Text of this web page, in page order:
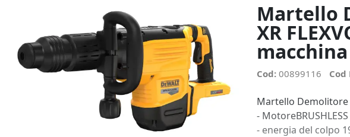
Martello
XR
macchina
Cod: 00899116 Cod
Martello Demolitore
- MotoreBRUSHLESS
- energia del colpo